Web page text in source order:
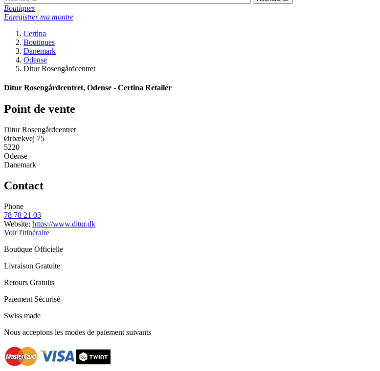
Boutiques
Enregistrer ma montre
Certina
Boutiques
Danemark
Odense
Ditur Rosengårdcentret
Ditur Rosengårdcentret, Odense - Certina Retailer
Point de vente
Ditur Rosengårdcentret
Ørbækvej 75
5220
Odense
Danemark
Contact
Phone
78 78 21 03
Website: https://www.ditur.dk
Voir l'itinéraire
Boutique Officielle
Livraison Gratuite
Retours Gratuits
Paiement Sécurisé
Swiss made
Nous acceptons les modes de paiement suivants